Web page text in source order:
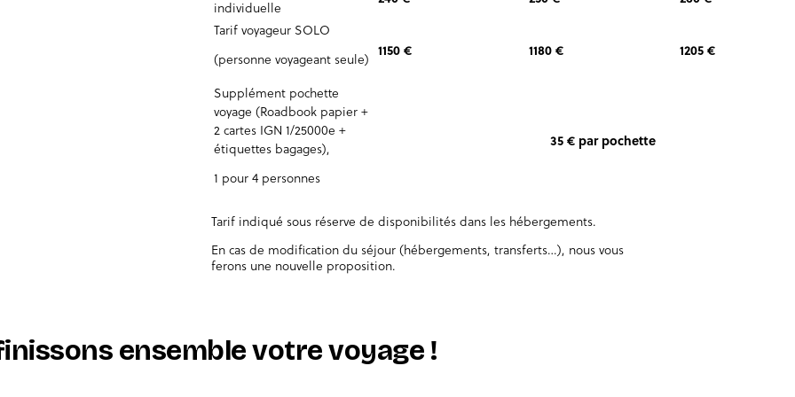
individuelle
Tarif voyageur SOLO
(personne voyageant seule) 1150 € 1180 € 1205 €
Supplément pochette
voyage (Roadbook papier +
2 cartes IGN 1/25000e +
étiquettes bagages),
1 pour 4 personnes
35 € par pochette
Tarif indiqué sous réserve de disponibilités dans les hébergements.
En cas de modification du séjour (hébergements, transferts…), nous vous
ferons une nouvelle proposition.
ensemble votre voyage !